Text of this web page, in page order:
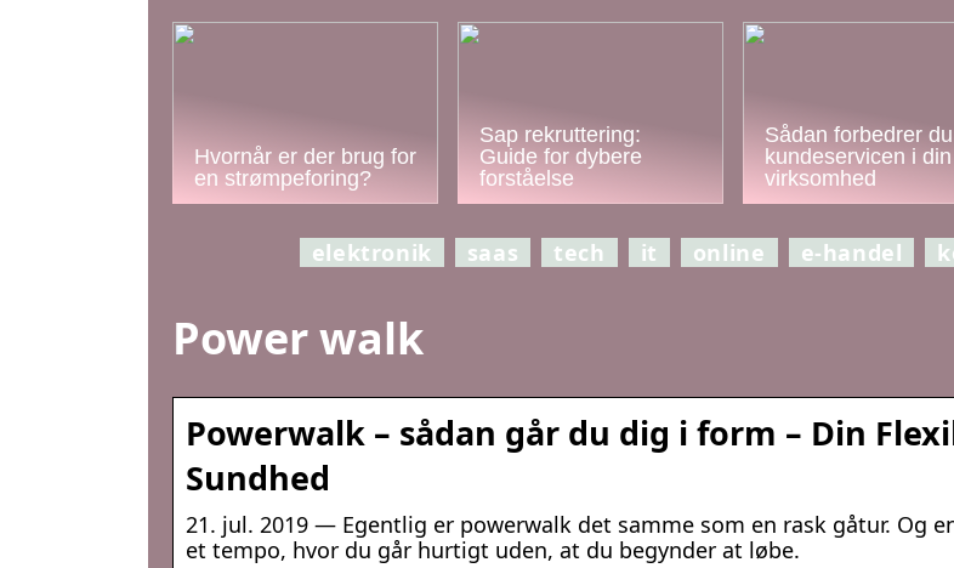
Hvornår er der brug for
en strømpeforing?
Sap rekruttering:
Guide for dybere
forståelse
Sådan forbedrer du
kundeservicen i din
virksomhed
elektronik saas tech it online e-handel
Power walk
Powerwalk – sådan går du dig i form – Din
Sundhed
21. jul. 2019 — Egentlig er powerwalk det samme som en rask gåtur. Og
et tempo, hvor du går hurtigt uden, at du begynder at løbe.